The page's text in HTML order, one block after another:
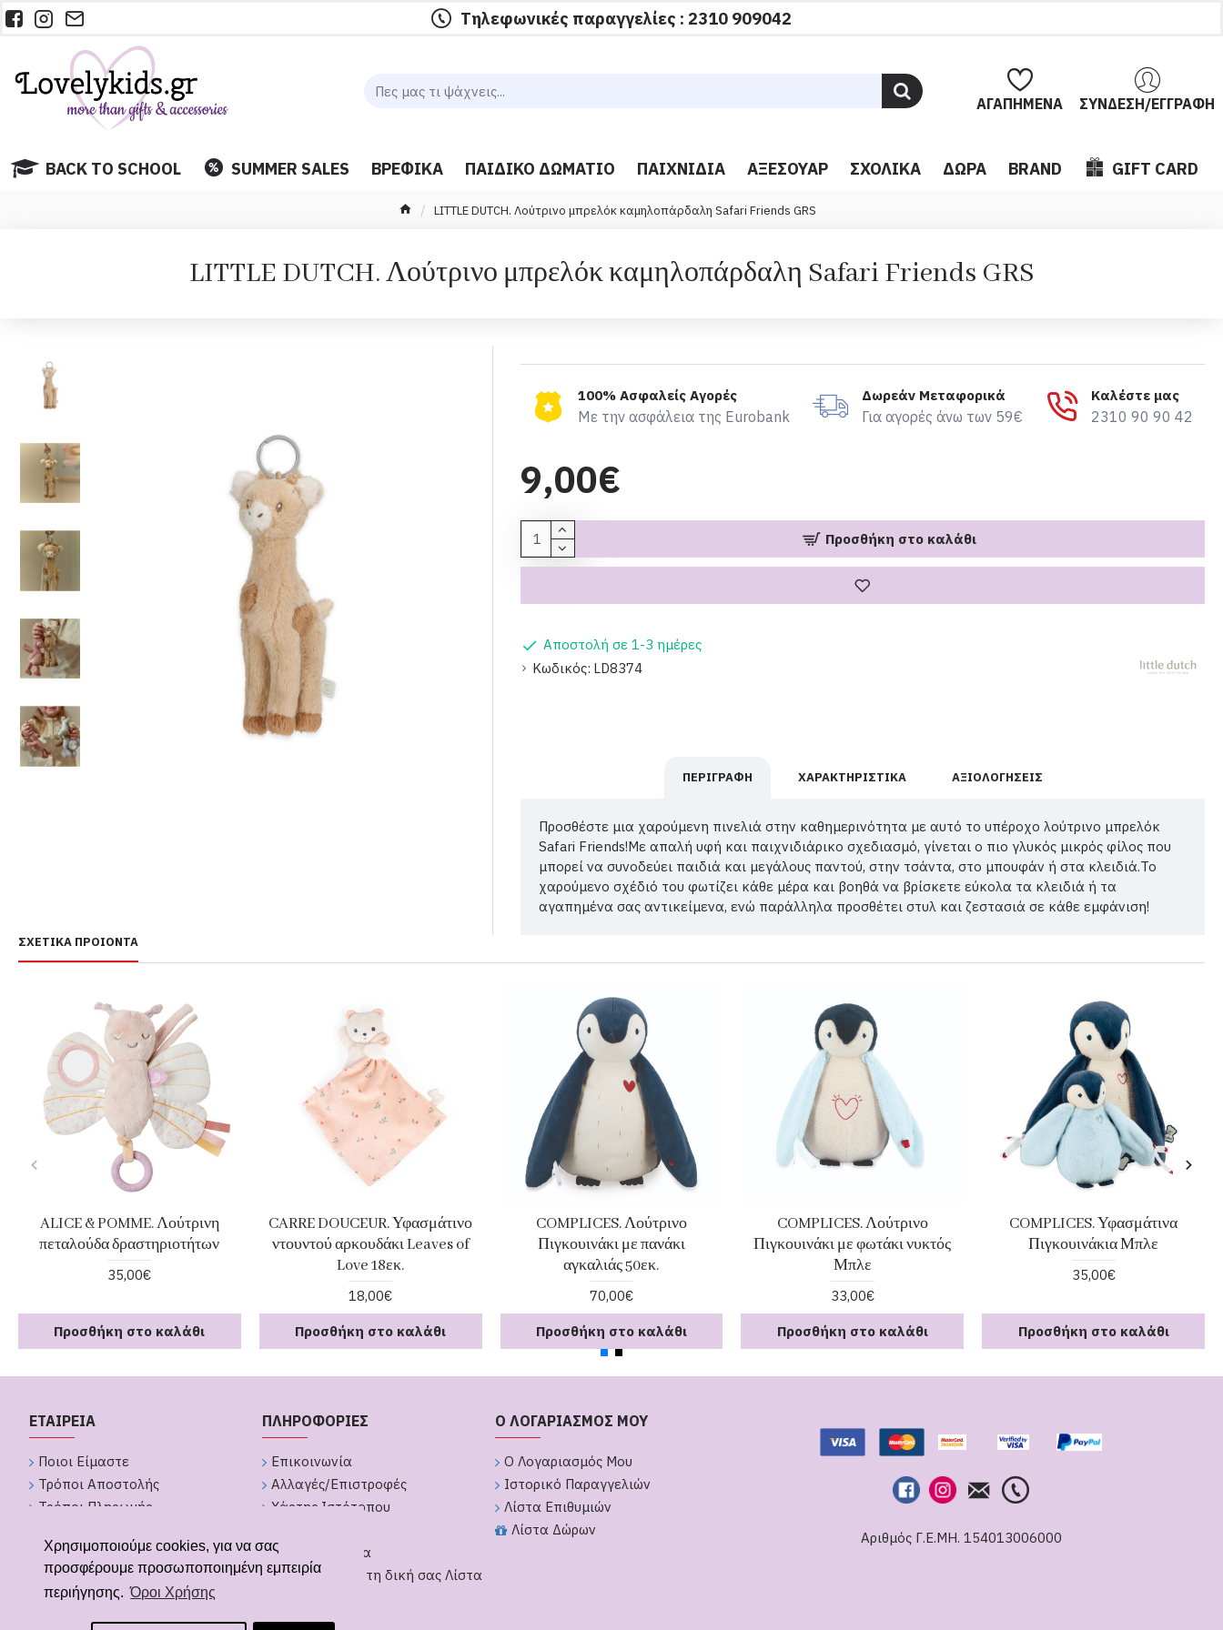
Χρησιμοποιούμε cookies, για να σας
προσφέρουμε προσωποποιημένη εμπειρία
περιήγησης. Όροι Χρήσης
Τηλεφωνικές παραγγελίες : 2310 909042
ΑΓΑΠΗΜΈΝΑ ΣΎΝΔΕΣΗ/ΕΓΓΡΑΦΉ
BACK TO SCHOOL SUMMER SALES ΒΡΕΦΙΚΆ ΠΑΙΔΙΚΌ ΔΩΜΆΤΙΟ ΠΑΙΧΝΊΔΙΑ ΑΞΕΣΟΥΆΡ ΣΧΟΛΙΚΆ ΔΏΡΑ BRAND GIFT CARD
LITTLE DUTCH. Λούτρινο μπρελόκ καμηλοπάρδαλη Safari Friends GRS
LITTLE DUTCH. Λούτρινο μπρελόκ καμηλοπάρδαλη Safari Friends GRS
100% Ασφαλείς Αγορές
Με την ασφάλεια της Eurobank
Δωρεάν Μεταφορικά
Για αγορές άνω των 59€
Καλέστε μας
2310 90 90 42
Αποστολή σε 1-3 ημέρες
Κωδικός: LD8374
9,00€
Προσθήκη στο καλάθι
ΠΕΡΙΓΡΑΦΉ ΧΑΡΑΚΤΗΡΙΣΤΙΚΆ ΑΞΙΟΛΟΓΉΣΕΙΣ
Προσθέστε μια χαρούμενη πινελιά στην καθημερινότητα με αυτό το υπέροχο λούτρινο μπρελόκ
Safari Friends!Με απαλή υφή και παιχνιδιάρικο σχεδιασμό, γίνεται ο πιο γλυκός μικρός φίλος που
μπορεί να συνοδεύει παιδιά και μεγάλους παντού, στην τσάντα, στο μπουφάν ή στα κλειδιά.Το
χαρούμενο σχέδιό του φωτίζει κάθε μέρα και βοηθά να βρίσκετε εύκολα τα κλειδιά ή τα
αγαπημένα σας αντικείμενα, ενώ παράλληλα προσθέτει στυλ και ζεστασιά σε κάθε εμφάνιση!
ΣΧΕΤΙΚΆ ΠΡΟΙΌΝΤΑ
ALICE & POMME. Λούτρινη
πεταλούδα δραστηριοτήτων
35,00€
Προσθήκη στο καλάθι
CARRE DOUCEUR. Υφασμάτινο
ντουντού αρκουδάκι Leaves of
Love 18εκ.
18,00€
Προσθήκη στο καλάθι
COMPLICES. Λούτρινο
Πιγκουινάκι με πανάκι
αγκαλιάς 50εκ.
70,00€
Προσθήκη στο καλάθι
COMPLICES. Λούτρινο
Πιγκουινάκι με φωτάκι νυκτός
Μπλε
33,00€
Προσθήκη στο καλάθι
COMPLICES. Υφασμάτινα
Πιγκουινάκια Μπλε
35,00€
Προσθήκη στο καλάθι
ΕΤΑΙΡΕΙΑ
Ποιοι Είμαστε
Τρόποι Αποστολής
Τρόποι Πληρωμής
Όροι Χρήσης
Υπαναχώρηση από παραγγελία
ΠΛΗΡΟΦΟΡΙΕΣ
Επικοινωνία
Αλλαγές/Επιστροφές
Χάρτης Ιστότοπου
GDPR Εργαλεία
Δημιουργήστε τη δική σας Λίστα
Ο ΛΟΓΑΡΙΑΣΜΟΣ ΜΟΥ
Ο Λογαριασμός Μου
Ιστορικό Παραγγελιών
Λίστα Επιθυμιών
Λίστα Δώρων
Αριθμός Γ.Ε.ΜΗ. 154013006000